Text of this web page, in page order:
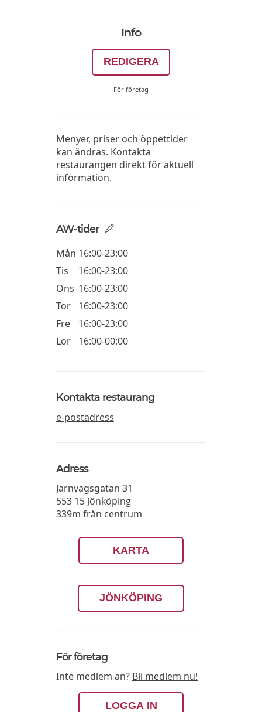
Info
REDIGERA
För företag
Menyer, priser och öppettider
kan ändras. Kontakta
restaurangen direkt för aktuell
information.
AW-tider
Mån 16:00-23:00
Tis
16:00-23:00
Ons 16:00-23:00
Tor
16:00-23:00
Fre
16:00-23:00
Lör
16:00-00:00
Kontakta restaurang
e-postadress
Adress
Järnvägsgatan 31
553 15 Jönköping
339m från centrum
KARTA
JÖNKÖPING
För företag
Inte medlem än? Bli medlem nu!
LOGGA IN